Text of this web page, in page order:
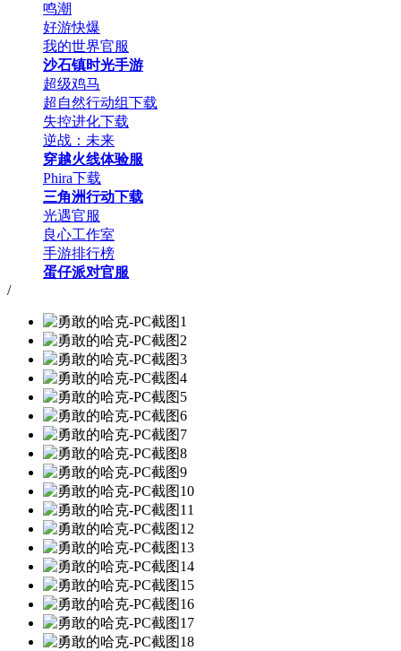
鸣潮
好游快爆
我的世界官服
沙石镇时光手游
超级鸡马
超自然行动组下载
失控进化下载
逆战：未来
穿越火线体验服
Phira下载
三角洲行动下载
光遇官服
良心工作室
手游排行榜
蛋仔派对官服
/